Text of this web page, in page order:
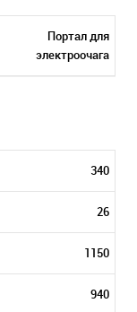
Портал для
электроочага
340
26
1150
940